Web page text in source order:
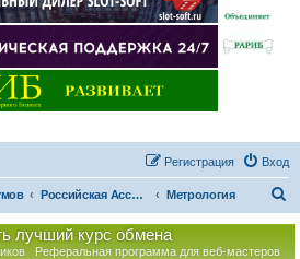
Вход
Регистрация
Российская Ассоциация Развития Игорного Бизнеса Метрология
лучший курс обмена
Реферальная программа для веб-мастеров